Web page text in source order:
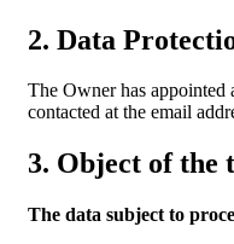
2. Data
The Owner has appointed
contacted at the email
3. Object of the
The data subject to